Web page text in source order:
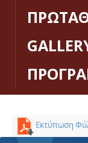
Εκτύπωση